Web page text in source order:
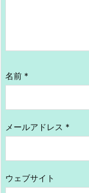
名前 *
メールアドレス *
ウェブサイト